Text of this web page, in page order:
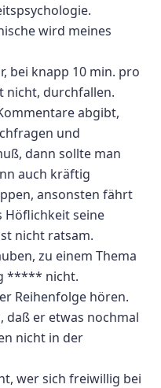
wird meines
bei knapp 10 min. pro
nicht, durchfallen.
abgibt,
und
dann sollte man
auch kräftig
ansonsten fährt
Höflichkeit seine
nicht ratsam.
zu einem Thema
***** nicht.
Reihenfolge hören.
daß er etwas nochmal
nicht in der
wer sich freiwillig bei